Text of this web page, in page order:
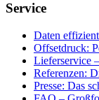
Service
Daten
Offsetdruck:
Lieferservice
Referenzen:
Presse: Das